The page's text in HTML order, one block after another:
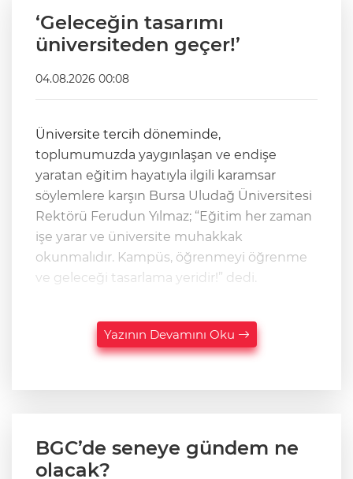
‘Geleceğin tasarımı
üniversiteden geçer!’
04.08.2026 00:08
Üniversite tercih döneminde,
toplumumuzda yaygınlaşan ve endişe
yaratan eğitim hayatıyla ilgili karamsar
söylemlere karşın Bursa Uludağ Üniversitesi
Rektörü Ferudun Yılmaz; “Eğitim her zaman
işe yarar ve üniversite muhakkak
okunmalıdır. Kampüs, öğrenmeyi öğrenme
ve geleceği tasarlama yeridir!” dedi.
Yazının Devamını Oku
BGC’de seneye gündem ne
olacak?